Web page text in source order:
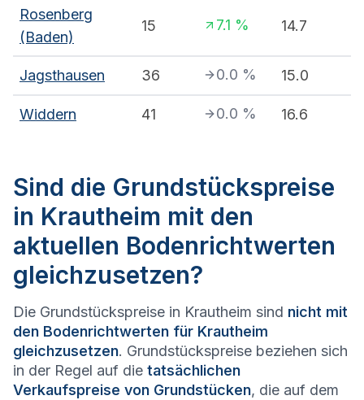
Rosenberg
(Baden)
15 7.1 % 14.7
Jagsthausen 36 0.0 % 15.0
Widdern 41 0.0 % 16.6
Sind die Grundstückspreise
in Krautheim mit den
aktuellen Bodenrichtwerten
gleichzusetzen?
Die Grundstückspreise in Krautheim sind nicht mit
den Bodenrichtwerten für Krautheim
gleichzusetzen. Grundstückspreise beziehen sich
in der Regel auf die tatsächlichen
Verkaufspreise von Grundstücken, die auf dem